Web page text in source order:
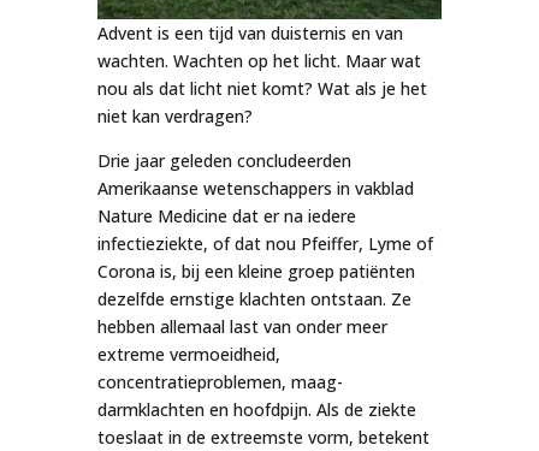
Advent is een tijd van duisternis en van
wachten. Wachten op het licht. Maar wat
nou als dat licht niet komt? Wat als je het
niet kan verdragen?
Drie jaar geleden concludeerden
Amerikaanse wetenschappers in vakblad
Nature Medicine dat er na iedere
infectieziekte, of dat nou Pfeiffer, Lyme of
Corona is, bij een kleine groep patiënten
dezelfde ernstige klachten ontstaan. Ze
hebben allemaal last van onder meer
extreme vermoeidheid,
concentratieproblemen, maag-
darmklachten en hoofdpijn. Als de ziekte
toeslaat in de extreemste vorm, betekent